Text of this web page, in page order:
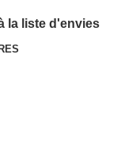
la liste d'envies